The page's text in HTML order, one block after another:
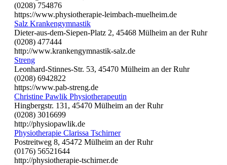
(0208) 754876
https://www.physiotherapie-leimbach-muelheim.de
Salz Krankengymnastik
Dieter-aus-dem-Siepen-Platz 2, 45468 Mülheim an der Ruhr
(0208) 477444
http://www.krankengymnastik-salz.de
Streng
Leonhard-Stinnes-Str. 53, 45470 Mülheim an der Ruhr
(0208) 6942822
https://www.pab-streng.de
Christine Pawlik Physiotherapeutin
Hingbergstr. 131, 45470 Mülheim an der Ruhr
(0208) 3016699
http://physiopawlik.de
Physiotherapie Clarissa Tschirner
Postreitweg 8, 45472 Mülheim an der Ruhr
(0176) 56521644
http://physiotherapie-tschirner.de